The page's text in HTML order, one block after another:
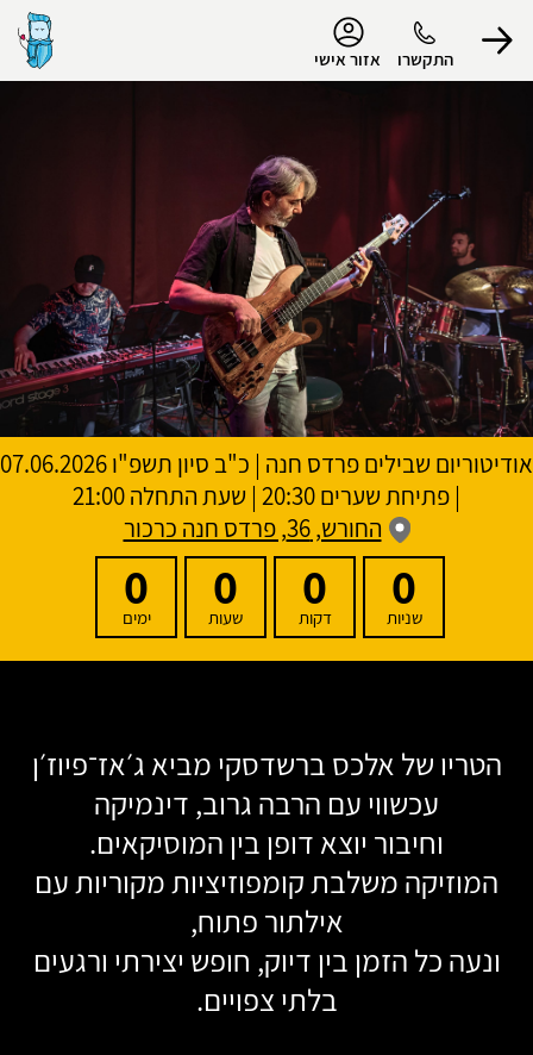
התקשרו אזור אישי
הפרופיל שלי
התנתק
אודיטוריום שבילים פרדס חנה | כ"ב סיון תשפ"ו07.06.2026
| פתיחת שערים 20:30 | שעת התחלה 21:00
החורש, 36, פרדס חנה כרכור
0
שניות
0
דקות
0
שעות
0
ימים
הטריו של אלכס ברשדסקי מביא ג׳אז־פיוז׳ן
עכשווי עם הרבה גרוב, דינמיקה
וחיבור יוצא דופן בין המוסיקאים.
המוזיקה משלבת קומפוזיציות מקוריות עם
אילתור פתוח,
ונעה כל הזמן בין דיוק, חופש יצירתי ורגעים
בלתי צפויים.